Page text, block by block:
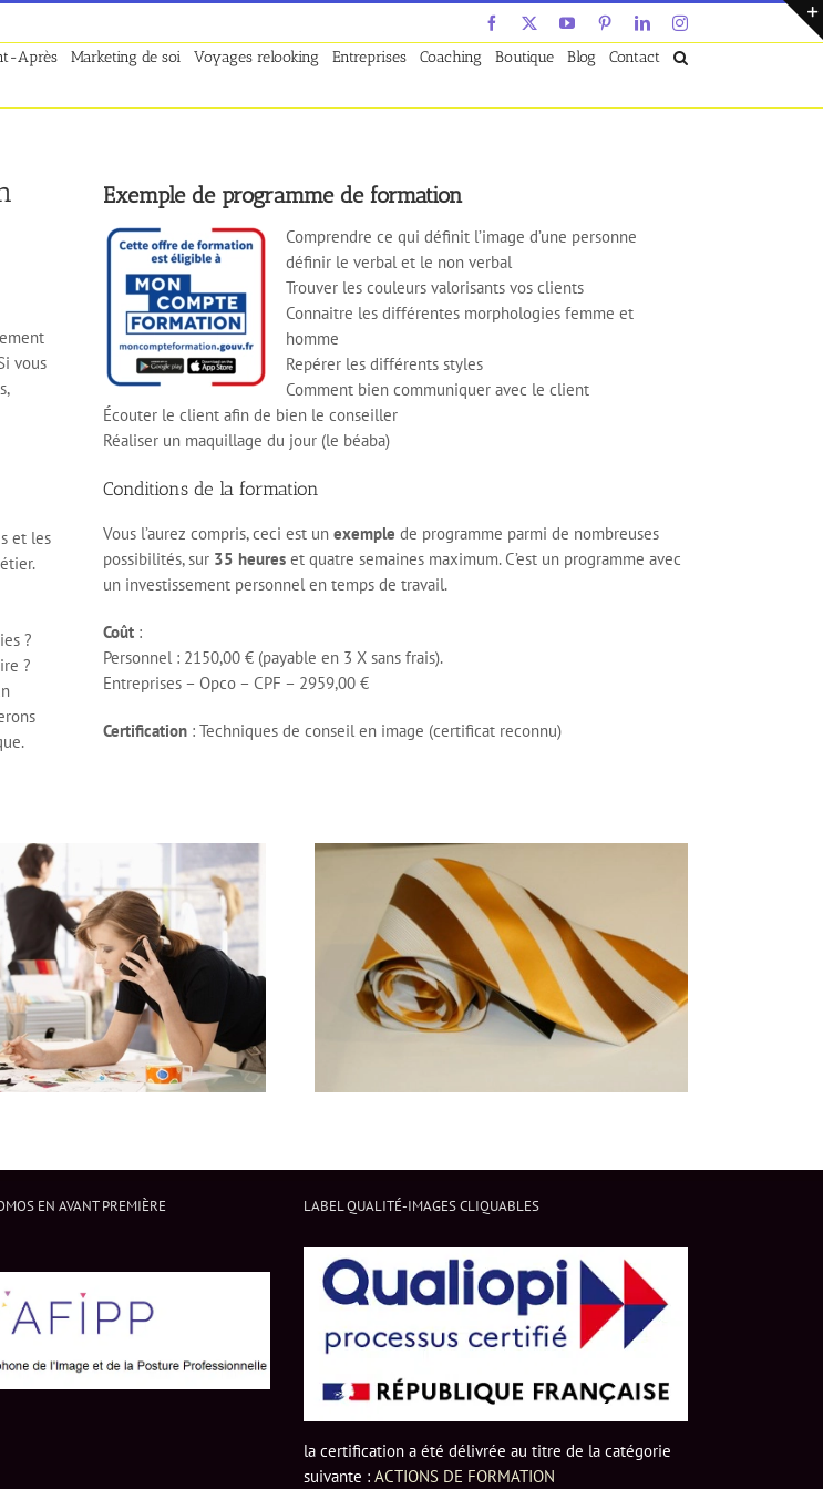
Facebook YouTubePinterestLinkedInInstagram
Après Marketing de soi Voyages relooking Entreprises Coaching Boutique Blog Contact
vous
et les
?
?
Exemple de programme de formation
Comprendre ce qui définit l’image d’une personne
définir le verbal et le non verbal
Trouver les couleurs valorisants vos clients
Connaitre les différentes morphologies femme et
homme
Repérer les différents styles
Comment bien communiquer avec le client
Écouter le client afin de bien le conseiller
Réaliser un maquillage du jour (le béaba)
Conditions de la formation
Vous l’aurez compris, ceci est un exemple de programme parmi de nombreuses
possibilités, sur 35 heures et quatre semaines maximum. C’est un programme avec
un investissement personnel en temps de travail.
Coût :
Personnel : 2150,00 € (payable en 3 X sans frais).
Entreprises – Opco – CPF – 2959,00 €
Certification : Techniques de conseil en image (certificat reconnu)
EN AVANT PREMIÈRE LABEL QUALITÉ-IMAGES CLIQUABLES
la certification a été délivrée au titre de la catégorie
suivante :ACTIONS DE FORMATION